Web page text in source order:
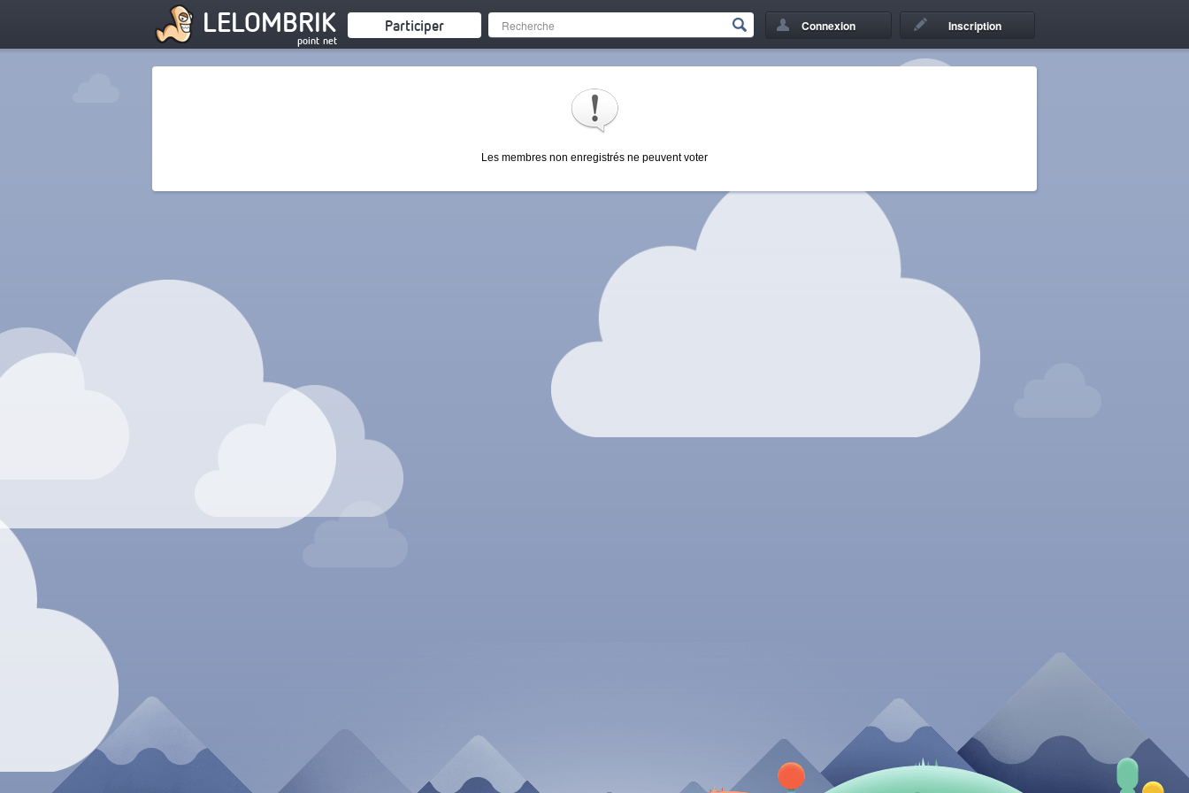
LELOMBRIK
point net
Participer Connexion Inscription
Les membres non enregistrés ne peuvent voter